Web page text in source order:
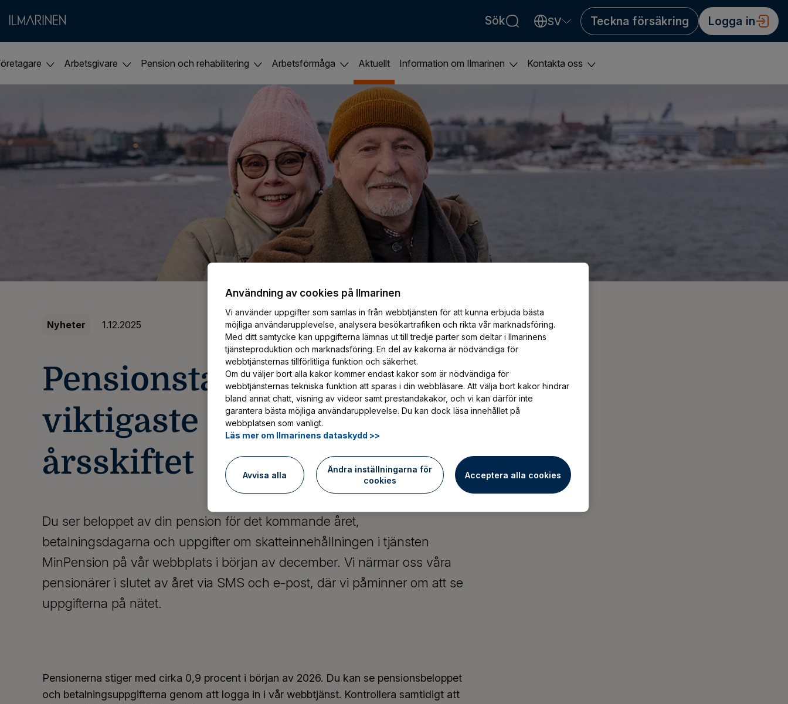
Sök SV
Valitse kieli Välj språk Choose language
Teckna försäkring Logga in
Arbetsgivare Pension och rehabilitering Arbetsförmåga Aktuellt Information om Ilmarinen Kontakta oss
Nyheter 1.12.2025
Pensionstagare, läs de
viktigaste frågorna vid
årsskiftet
Du ser beloppet av din pension för det kommande året,
betalningsdagarna och uppgifter om skatteinnehållningen i tjänsten
MinPension på vår webbplats i början av december. Vi närmar oss våra
pensionärer i slutet av året via SMS och e-post, där vi påminner om att se
uppgifterna på nätet.
Pensionerna stiger med cirka 0,9 procent i början av 2026. Du kan se pensionsbeloppet
och betalningsuppgifterna genom att logga in i vår webbtjänst. Kontrollera samtidigt att
Användning av cookies på Ilmarinen
Vi använder uppgifter som samlas in från webbtjänsten för att kunna erbjuda bästa
möjliga användarupplevelse, analysera besökartrafiken och rikta vår marknadsföring.
Med ditt samtycke kan uppgifterna lämnas ut till tredje parter som deltar i Ilmarinens
tjänsteproduktion och marknadsföring. En del av kakorna är nödvändiga för
webbtjänsternas tillförlitliga funktion och säkerhet.
Om du väljer bort alla kakor kommer endast kakor som är nödvändiga för
webbtjänsternas tekniska funktion att sparas i din webbläsare. Att välja bort kakor hindrar
bland annat chatt, visning av videor samt prestandakakor, och vi kan därför inte
garantera bästa möjliga användarupplevelse. Du kan dock läsa innehållet på
webbplatsen som vanligt.
Läs mer om Ilmarinens dataskydd >>
Avvisa alla
Ändra inställningarna för
cookies
Acceptera alla cookies